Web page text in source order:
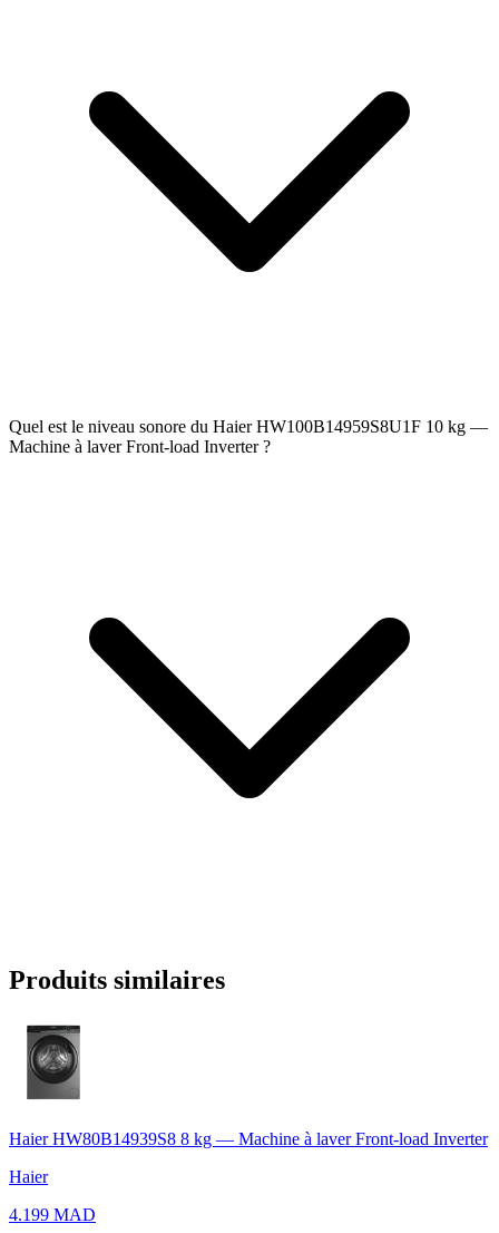
Quel est le niveau sonore du Haier HW100B14959S8U1F 10 kg —
Machine à laver Front-load Inverter ?
Produits similaires
Haier HW80B14939S8 8 kg — Machine à laver Front-load Inverter
Haier
4.199 MAD